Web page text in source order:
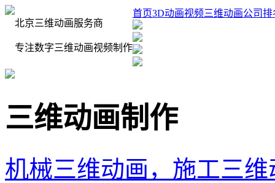
北京三维动画服务商
专注数字三维动画视频制作
首页3D动画视频三维动画公司排
三维动画制作
机械三维动画，施工三